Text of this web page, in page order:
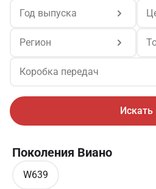
Год выпуска
Регион
Коробка передач
Искать
Поколения Виано
W639